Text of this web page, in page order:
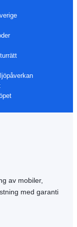
av mobiler,
med garanti